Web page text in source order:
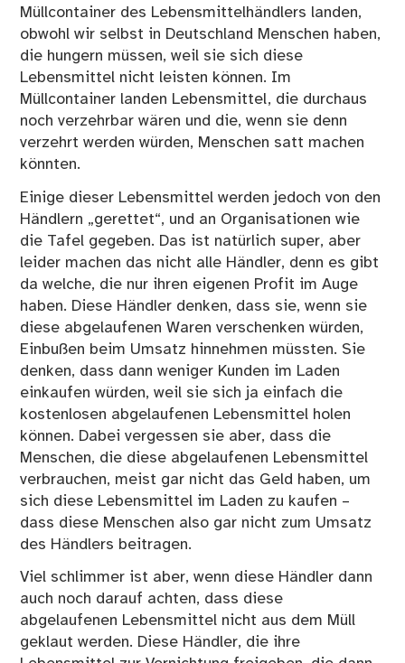
Müllcontainer des Lebensmittelhändlers landen,
obwohl wir selbst in Deutschland Menschen haben,
die hungern müssen, weil sie sich diese
Lebensmittel nicht leisten können. Im
Müllcontainer landen Lebensmittel, die durchaus
noch verzehrbar wären und die, wenn sie denn
verzehrt werden würden, Menschen satt machen
könnten.
Einige dieser Lebensmittel werden jedoch von den
Händlern „gerettet“, und an Organisationen wie
die Tafel gegeben. Das ist natürlich super, aber
leider machen das nicht alle Händler, denn es gibt
da welche, die nur ihren eigenen Profit im Auge
haben. Diese Händler denken, dass sie, wenn sie
diese abgelaufenen Waren verschenken würden,
Einbußen beim Umsatz hinnehmen müssten. Sie
denken, dass dann weniger Kunden im Laden
einkaufen würden, weil sie sich ja einfach die
kostenlosen abgelaufenen Lebensmittel holen
können. Dabei vergessen sie aber, dass die
Menschen, die diese abgelaufenen Lebensmittel
verbrauchen, meist gar nicht das Geld haben, um
sich diese Lebensmittel im Laden zu kaufen –
dass diese Menschen also gar nicht zum Umsatz
des Händlers beitragen.
Viel schlimmer ist aber, wenn diese Händler dann
auch noch darauf achten, dass diese
abgelaufenen Lebensmittel nicht aus dem Müll
geklaut werden. Diese Händler, die ihre